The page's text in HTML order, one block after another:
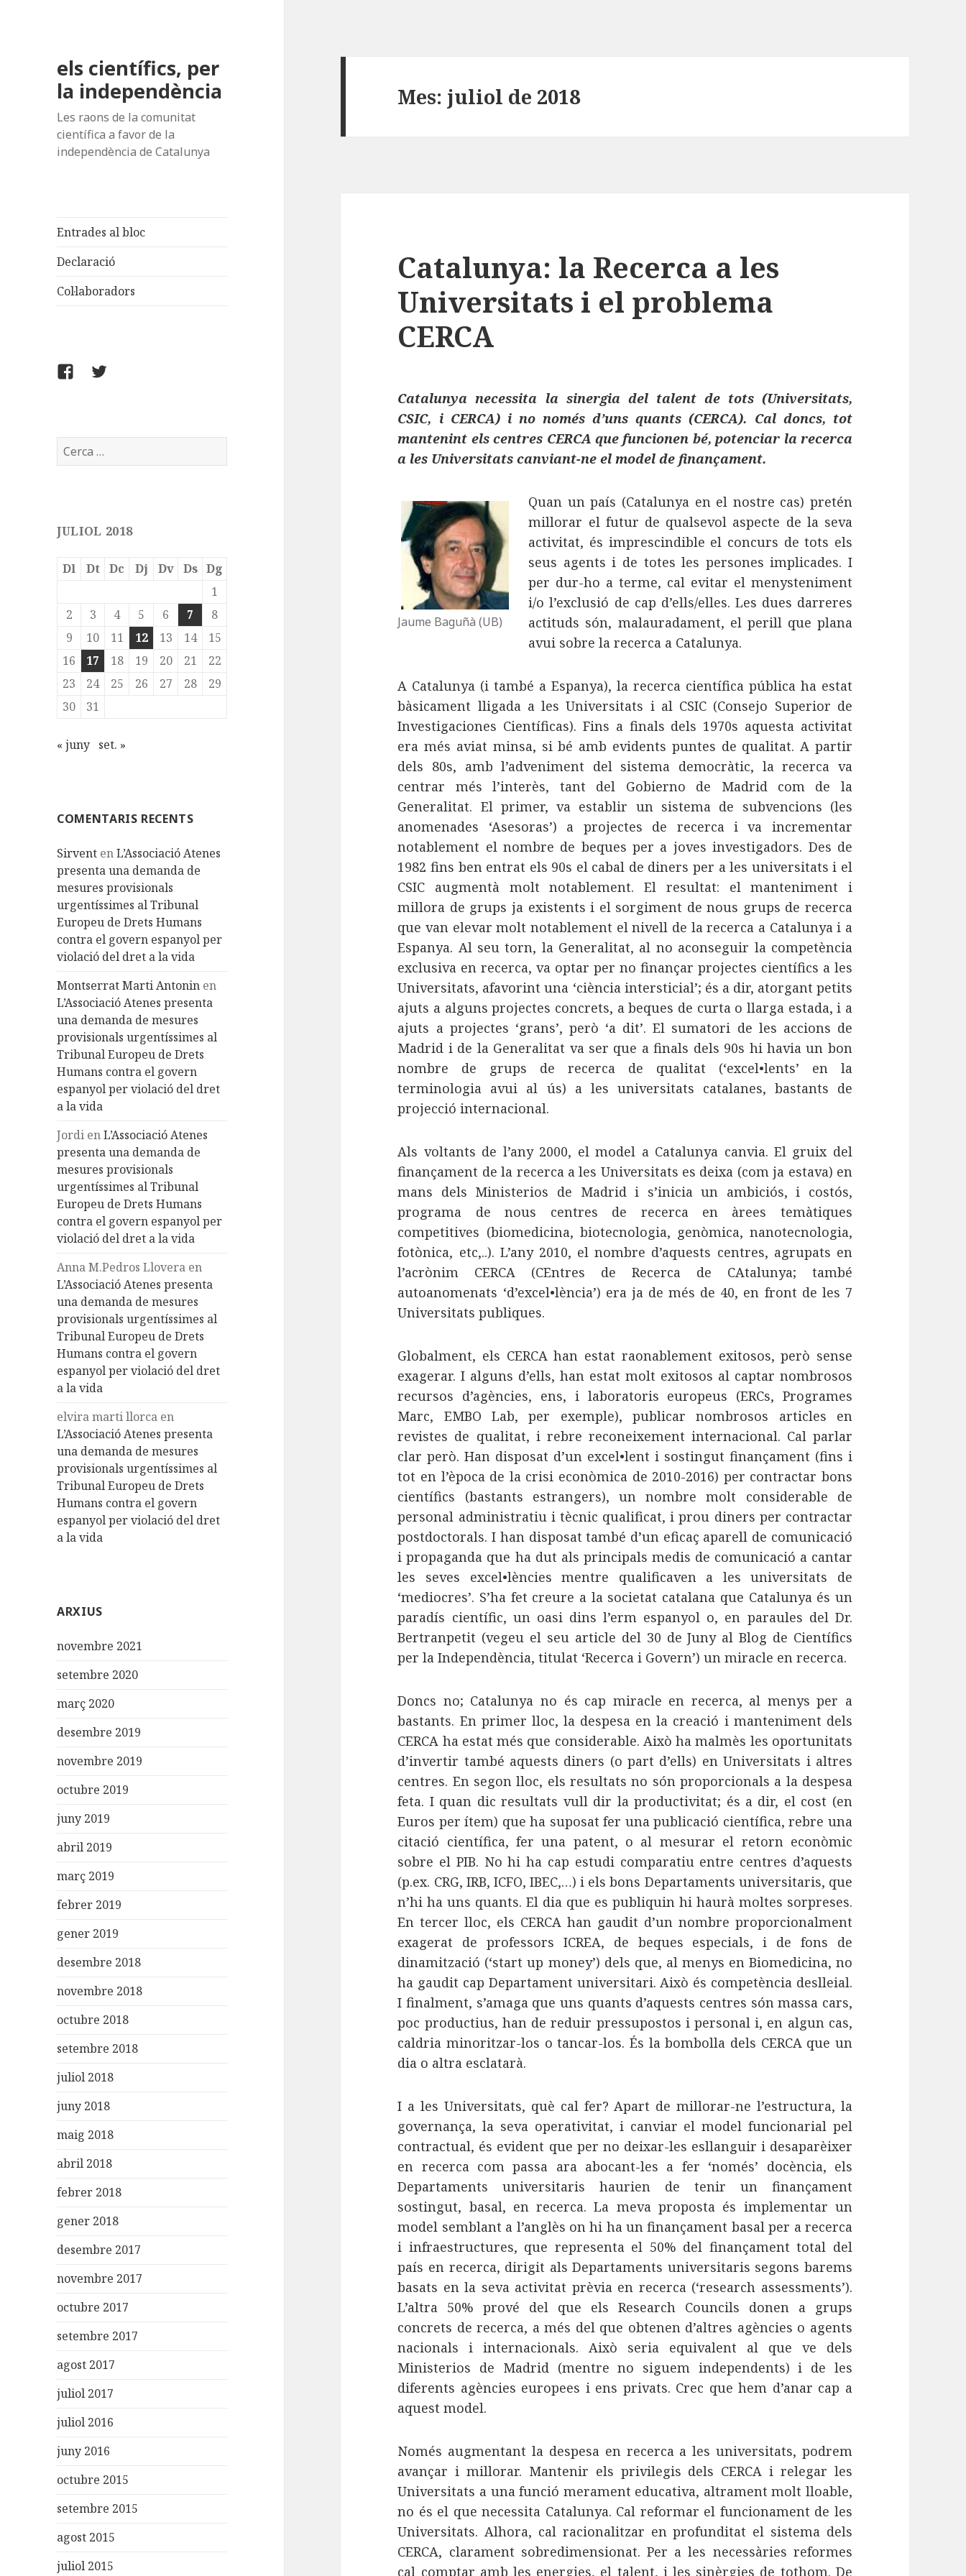
els científics, per
la independència
Les raons de la comunitat
científica a favor de la
independència de Catalunya
Entrades al bloc
Declaració
Col·laboradors
FACEBOOK
TWITTER
Cerca:
JULIOL 2018
Dl Dt Dc Dj Dv Ds Dg
1
2
3 4 5 6 7
8
9
10 11 12 13 14
15
16
17 18 19 20 21
22
23
24 25 26 27 28
29
30
31
« juny set. »
COMENTARIS RECENTS
Sirvent enL’Associació Atenes
presenta una demanda de
mesures provisionals
urgentíssimes al Tribunal
Europeu de Drets Humans
contra el govern espanyol per
violació del dret a la vida
Montserrat Marti Antonin en
L’Associació Atenes presenta
una demanda de mesures
provisionals urgentíssimes al
Tribunal Europeu de Drets
Humans contra el govern
espanyol per violació del dret
a la vida
Jordi enL’Associació Atenes
presenta una demanda de
mesures provisionals
urgentíssimes al Tribunal
Europeu de Drets Humans
contra el govern espanyol per
violació del dret a la vida
Anna M.Pedros Llovera en
L’Associació Atenes presenta
una demanda de mesures
provisionals urgentíssimes al
Tribunal Europeu de Drets
Humans contra el govern
espanyol per violació del dret
a la vida
elvira marti llorca en
L’Associació Atenes presenta
una demanda de mesures
provisionals urgentíssimes al
Tribunal Europeu de Drets
Humans contra el govern
espanyol per violació del dret
a la vida
ARXIUS
novembre 2021
setembre 2020
març 2020
desembre 2019
novembre 2019
octubre 2019
juny 2019
abril 2019
març 2019
febrer 2019
gener 2019
desembre 2018
novembre 2018
octubre 2018
setembre 2018
juliol 2018
juny 2018
maig 2018
abril 2018
febrer 2018
gener 2018
desembre 2017
novembre 2017
octubre 2017
setembre 2017
agost 2017
juliol 2017
juliol 2016
juny 2016
octubre 2015
setembre 2015
agost 2015
juliol 2015
Mes: juliol de 2018
Catalunya: la Recerca a les
Universitats i el problema
CERCA
Catalunya necessita la sinergia del talent de tots (Universitats,
CSIC, i CERCA) i no només d’uns quants (CERCA). Cal doncs, tot
mantenint els centres CERCA que funcionen bé, potenciar la recerca
a les Universitats canviant-ne el model de finançament.
Jaume Baguñà (UB)
Quan un país (Catalunya en el nostre cas) pretén
millorar el futur de qualsevol aspecte de la seva
activitat, és imprescindible el concurs de tots els
seus agents i de totes les persones implicades. I
per dur-ho a terme, cal evitar el menysteniment
i/o l’exclusió de cap d’ells/elles. Les dues darreres
actituds són, malauradament, el perill que plana
avui sobre la recerca a Catalunya.
A Catalunya (i també a Espanya), la recerca científica pública ha estat
bàsicament lligada a les Universitats i al CSIC (Consejo Superior de
Investigaciones Científicas). Fins a finals dels 1970s aquesta activitat
era més aviat minsa, si bé amb evidents puntes de qualitat. A partir
dels 80s, amb l’adveniment del sistema democràtic, la recerca va
centrar més l’interès, tant del Gobierno de Madrid com de la
Generalitat. El primer, va establir un sistema de subvencions (les
anomenades ‘Asesoras’) a projectes de recerca i va incrementar
notablement el nombre de beques per a joves investigadors. Des de
1982 fins ben entrat els 90s el cabal de diners per a les universitats i el
CSIC augmentà molt notablement. El resultat: el manteniment i
millora de grups ja existents i el sorgiment de nous grups de recerca
que van elevar molt notablement el nivell de la recerca a Catalunya i a
Espanya. Al seu torn, la Generalitat, al no aconseguir la competència
exclusiva en recerca, va optar per no finançar projectes científics a les
Universitats, afavorint una ‘ciència intersticial’; és a dir, atorgant petits
ajuts a alguns projectes concrets, a beques de curta o llarga estada, i a
ajuts a projectes ‘grans’, però ‘a dit’. El sumatori de les accions de
Madrid i de la Generalitat va ser que a finals dels 90s hi havia un bon
nombre de grups de recerca de qualitat (‘excel•lents’ en la
terminologia avui al ús) a les universitats catalanes, bastants de
projecció internacional.
Als voltants de l’any 2000, el model a Catalunya canvia. El gruix del
finançament de la recerca a les Universitats es deixa (com ja estava) en
mans dels Ministerios de Madrid i s’inicia un ambiciós, i costós,
programa de nous centres de recerca en àrees temàtiques
competitives (biomedicina, biotecnologia, genòmica, nanotecnologia,
fotònica, etc,..). L’any 2010, el nombre d’aquests centres, agrupats en
l’acrònim CERCA (CEntres de Recerca de CAtalunya; també
autoanomenats ‘d’excel•lència’) era ja de més de 40, en front de les 7
Universitats publiques.
Globalment, els CERCA han estat raonablement exitosos, però sense
exagerar. I alguns d’ells, han estat molt exitosos al captar nombrosos
recursos d’agències, ens, i laboratoris europeus (ERCs, Programes
Marc, EMBO Lab, per exemple), publicar nombrosos articles en
revistes de qualitat, i rebre reconeixement internacional. Cal parlar
clar però. Han disposat d’un excel•lent i sostingut finançament (fins i
tot en l’època de la crisi econòmica de 2010-2016) per contractar bons
científics (bastants estrangers), un nombre molt considerable de
personal administratiu i tècnic qualificat, i prou diners per contractar
postdoctorals. I han disposat també d’un eficaç aparell de comunicació
i propaganda que ha dut als principals medis de comunicació a cantar
les seves excel•lències mentre qualificaven a les universitats de
‘mediocres’. S’ha fet creure a la societat catalana que Catalunya és un
paradís científic, un oasi dins l’erm espanyol o, en paraules del Dr.
Bertranpetit (vegeu el seu article del 30 de Juny al Blog de Científics
per la Independència, titulat ‘Recerca i Govern’) un miracle en recerca.
Doncs no; Catalunya no és cap miracle en recerca, al menys per a
bastants. En primer lloc, la despesa en la creació i manteniment dels
CERCA ha estat més que considerable. Això ha malmès les oportunitats
d’invertir també aquests diners (o part d’ells) en Universitats i altres
centres. En segon lloc, els resultats no són proporcionals a la despesa
feta. I quan dic resultats vull dir la productivitat; és a dir, el cost (en
Euros per ítem) que ha suposat fer una publicació científica, rebre una
citació científica, fer una patent, o al mesurar el retorn econòmic
sobre el PIB. No hi ha cap estudi comparatiu entre centres d’aquests
(p.ex. CRG, IRB, ICFO, IBEC,…) i els bons Departaments universitaris, que
n’hi ha uns quants. El dia que es publiquin hi haurà moltes sorpreses.
En tercer lloc, els CERCA han gaudit d’un nombre proporcionalment
exagerat de professors ICREA, de beques especials, i de fons de
dinamització (‘start up money’) dels que, al menys en Biomedicina, no
ha gaudit cap Departament universitari. Això és competència deslleial.
I finalment, s’amaga que uns quants d’aquests centres són massa cars,
poc productius, han de reduir pressupostos i personal i, en algun cas,
caldria minoritzar-los o tancar-los. És la bombolla dels CERCA que un
dia o altra esclatarà.
I a les Universitats, què cal fer? Apart de millorar-ne l’estructura, la
governança, la seva operativitat, i canviar el model funcionarial pel
contractual, és evident que per no deixar-les esllanguir i desaparèixer
en recerca com passa ara abocant-les a fer ‘només’ docència, els
Departaments universitaris haurien de tenir un finançament
sostingut, basal, en recerca. La meva proposta és implementar un
model semblant a l’anglès on hi ha un finançament basal per a recerca
i infraestructures, que representa el 50% del finançament total del
país en recerca, dirigit als Departaments universitaris segons barems
basats en la seva activitat prèvia en recerca (‘research assessments’).
L’altra 50% prové del que els Research Councils donen a grups
concrets de recerca, a més del que obtenen d’altres agències o agents
nacionals i internacionals. Això seria equivalent al que ve dels
Ministerios de Madrid (mentre no siguem independents) i de les
diferents agències europees i ens privats. Crec que hem d’anar cap a
aquest model.
Només augmentant la despesa en recerca a les universitats, podrem
avançar i millorar. Mantenir els privilegis dels CERCA i relegar les
Universitats a una funció merament educativa, altrament molt lloable,
no és el que necessita Catalunya. Cal reformar el funcionament de les
Universitats. Alhora, cal racionalitzar en profunditat el sistema dels
CERCA, clarament sobredimensionat. Per a les necessàries reformes
cal comptar amb les energies, el talent, i les sinèrgies de tothom. De